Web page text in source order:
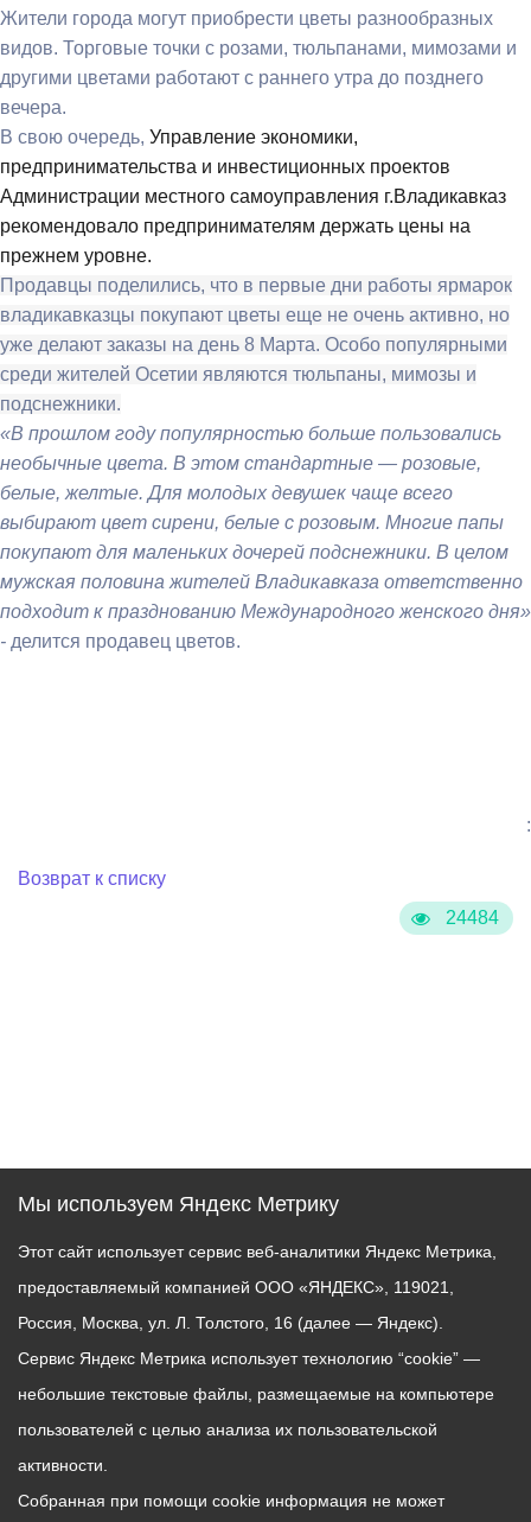
24484
Жители города могут приобрести цветы разнообразных
видов. Торговые точки с розами, тюльпанами, мимозами и
другими цветами работают с раннего утра до позднего
вечера.
В свою очередь, Управление экономики,
предпринимательства и инвестиционных проектов
Администрации местного самоуправления г.Владикавказ
рекомендовало предпринимателям держать цены на
прежнем уровне.
Продавцы поделились, что в первые дни работы ярмарок
владикавказцы покупают цветы еще не очень активно, но
уже делают заказы на день 8 Марта. Особо популярными
среди жителей Осетии являются тюльпаны, мимозы и
подснежники.
«В прошлом году популярностью больше пользовались
необычные цвета. В этом стандартные — розовые,
белые, желтые. Для молодых девушек чаще всего
выбирают цвет сирени, белые с розовым. Многие папы
покупают для маленьких дочерей подснежники. В целом
мужская половина жителей Владикавказа ответственно
подходит к празднованию Международного женского дня»
- делится продавец цветов.
:
Возврат к списку
Мы используем Яндекс Метрику
Этот сайт использует сервис веб-аналитики Яндекс Метрика,
предоставляемый компанией ООО «ЯНДЕКС», 119021,
Россия, Москва, ул. Л. Толстого, 16 (далее — Яндекс).
Сервис Яндекс Метрика использует технологию “cookie” —
небольшие текстовые файлы, размещаемые на компьютере
пользователей с целью анализа их пользовательской
активности.
Собранная при помощи cookie информация не может